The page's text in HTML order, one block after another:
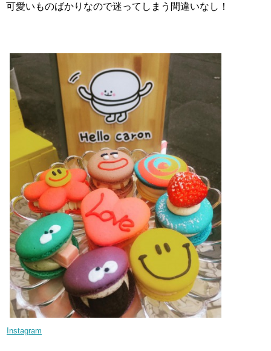
可愛いものばかりなので迷ってしまう間違いなし！
Instagram